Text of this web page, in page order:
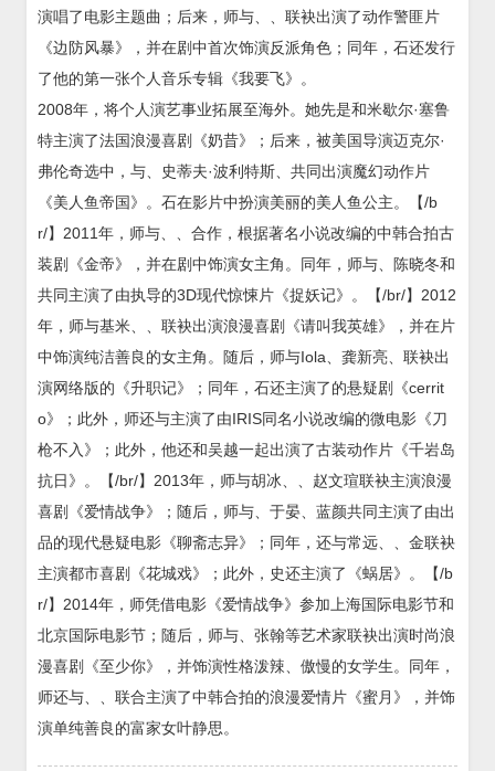
演唱了电影主题曲；后来，师与、、联袂出演了动作警匪片
《边防风暴》，并在剧中首次饰演反派角色；同年，石还发行
了他的第一张个人音乐专辑《我要飞》。
2008年，将个人演艺事业拓展至海外。她先是和米歇尔·塞鲁
特主演了法国浪漫喜剧《奶昔》；后来，被美国导演迈克尔·
弗伦奇选中，与、史蒂夫·波利特斯、共同出演魔幻动作片
《美人鱼帝国》。石在影片中扮演美丽的美人鱼公主。【/b
r/】2011年，师与、、合作，根据著名小说改编的中韩合拍古
装剧《金帝》，并在剧中饰演女主角。同年，师与、陈晓冬和
共同主演了由执导的3D现代惊悚片《捉妖记》。【/br/】2012
年，师与基米、、联袂出演浪漫喜剧《请叫我英雄》，并在片
中饰演纯洁善良的女主角。随后，师与Iola、龚新亮、联袂出
演网络版的《升职记》；同年，石还主演了的悬疑剧《cerrit
o》；此外，师还与主演了由IRIS同名小说改编的微电影《刀
枪不入》；此外，他还和吴越一起出演了古装动作片《千岩岛
抗日》。【/br/】2013年，师与胡冰、、赵文瑄联袂主演浪漫
喜剧《爱情战争》；随后，师与、于晏、蓝颜共同主演了由出
品的现代悬疑电影《聊斋志异》；同年，还与常远、、金联袂
主演都市喜剧《花城戏》；此外，史还主演了《蜗居》。【/b
r/】2014年，师凭借电影《爱情战争》参加上海国际电影节和
北京国际电影节；随后，师与、张翰等艺术家联袂出演时尚浪
漫喜剧《至少你》，并饰演性格泼辣、傲慢的女学生。同年，
师还与、、联合主演了中韩合拍的浪漫爱情片《蜜月》，并饰
演单纯善良的富家女叶静思。